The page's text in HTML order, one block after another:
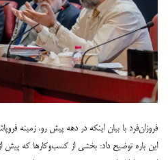
‌فروزان‌فرد با بیان اینکه در دهه پیش رو، زمینه
این باره توضیح داد: بخشی از کسب‌وکارها که پیش